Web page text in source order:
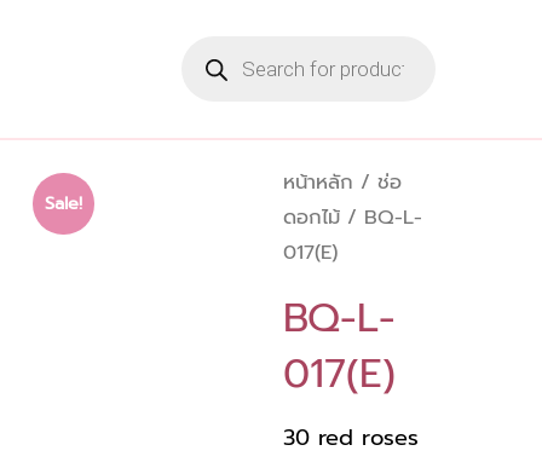
search
Sale!
หน้าหลัก / ช่อ
ดอกไม้ / BQ-L-
017(E)
BQ-L-
017(E)
30 red roses